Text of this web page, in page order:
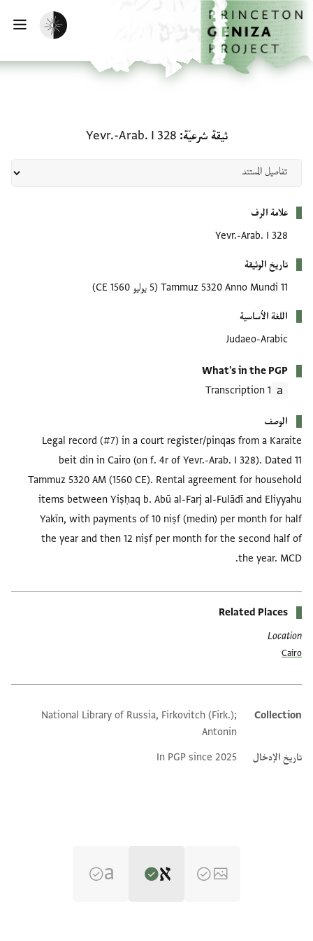
تخطي إلى المحتوى الرئيسي
الصفحة الرئيسية
تفعيل الوضع المظلم
ثيقة شرعيّة Yevr.-Arab. I 328
علامة الرف
Yevr.-Arab. I 328
تاريخ الوثيقة
11 Tammuz 5320 Anno Mundi
(5 يوليو 1560 CE)
اللغة الأساسية
Judaeo-Arabic
What's in the PGP
1 Transcription
الوصف
Legal record (#7) in a court register/pinqas from a Karaite
beit din in Cairo (on f. 4r of Yevr.-Arab. I 328). Dated 11
Tammuz 5320 AM (1560 CE). Rental agreement for household
items between Yiṣḥaq b. Abū al-Farj al-Fulādī and Eliyyahu
Yakīn, with payments of 10 niṣf (medin) per month for half
the year and then 12 niṣf per month for the second half of
the year. MCD.
Related Places
Location
Cairo
Additional metadata
Collection
National Library of Russia, Firkovitch (Firk.);
Antonin
تاريخ الإدخال
In PGP since 2025